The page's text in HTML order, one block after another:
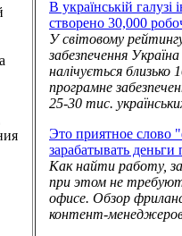
В українській
створено 30,000
У світовому
забезпечення
налічується близько
програмне
25-30 тис.
Это приятное слово
зарабатывать
Как найти работу,
при этом не
офисе. Обзор
контент-